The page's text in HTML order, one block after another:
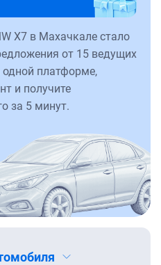
X7 в Махачкале стало
от 15 ведущих
платформе,
и получите
за 5 минут.